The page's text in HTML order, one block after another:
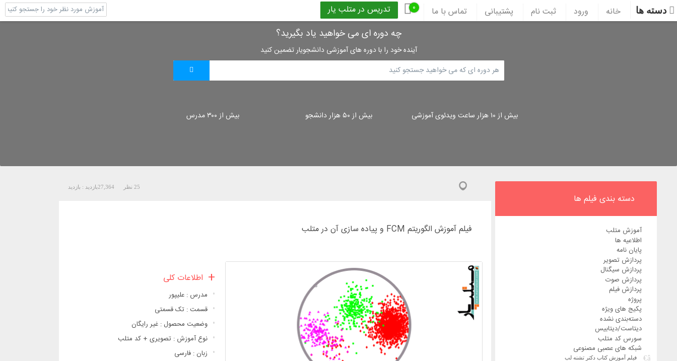
دسته ها خانه ورود ثبت نام پشتیبانی تماس با ما ۰ تدریس در متلب یار
چه دوره ای می خواهید یاد بگیرید؟
آینده خود را با دوره های آموزشی دانشجویار تضمین کنید
بیش از ۱۰ هزار ساعت ویدئوی آموزشی بیش از ۵۰ هزار دانشجو بیش از ۳۰۰ مدرس
25 نظر بازدید :27,364 بازدید
فیلم آموزش الگوریتم FCM و پیاده سازی آن در متلب
اطلاعات کلی
مدرس : علیپور
قسمت : تک قسمتی
وضعیت محصول : غیر رایگان
نوع آموزش : تصویری + کد متلب
زبان : فارسی
دسته بندی فیلم ها
آموزش متلب
اطلاعیه ها
پایان نامه
پردازش تصویر
پردازش سیگنال
پردازش صوت
پردازش فیلم
پروژه
پکیج های ویژه
دسته‌بندی نشده
دیتاست/دیتابیس
سورس کد متلب
شبکه های عصبی مصنوعی
فیلم آموزش کتاب دکتر تشنه لب